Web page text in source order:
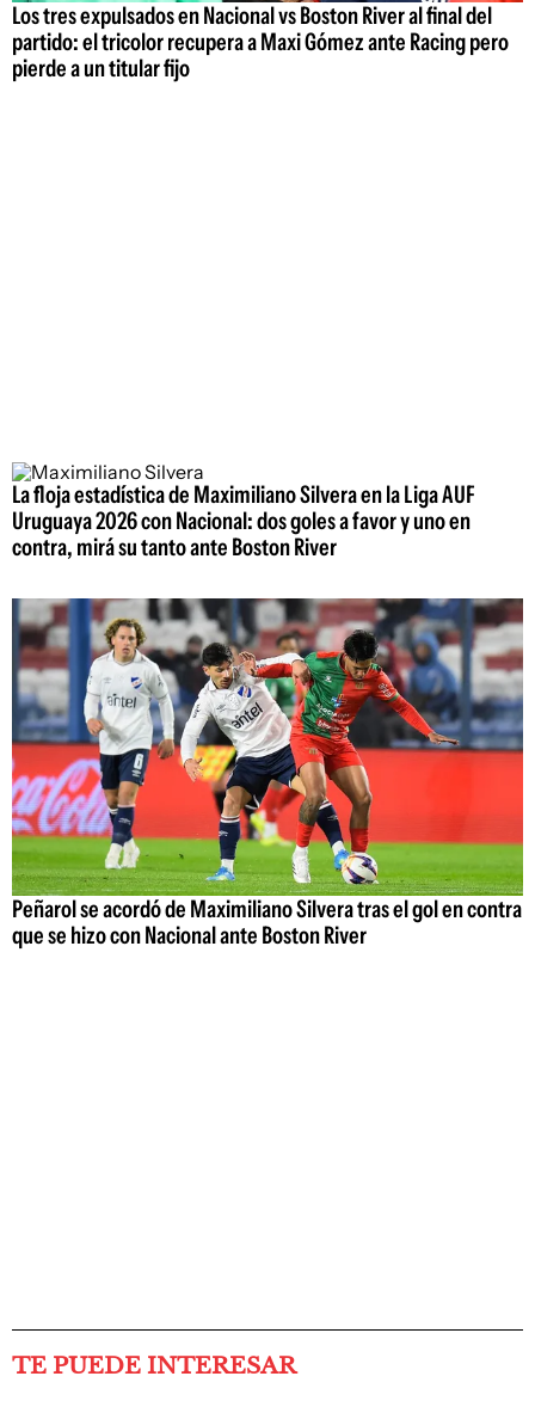
Los tres expulsados en Nacional vs Boston River al final del
partido: el tricolor recupera a Maxi Gómez ante Racing pero
pierde a un titular fijo
La floja estadística de Maximiliano Silvera en la Liga AUF
Uruguaya 2026 con Nacional: dos goles a favor y uno en
contra, mirá su tanto ante Boston River
Peñarol se acordó de Maximiliano Silvera tras el gol en contra
que se hizo con Nacional ante Boston River
TE PUEDE INTERESAR